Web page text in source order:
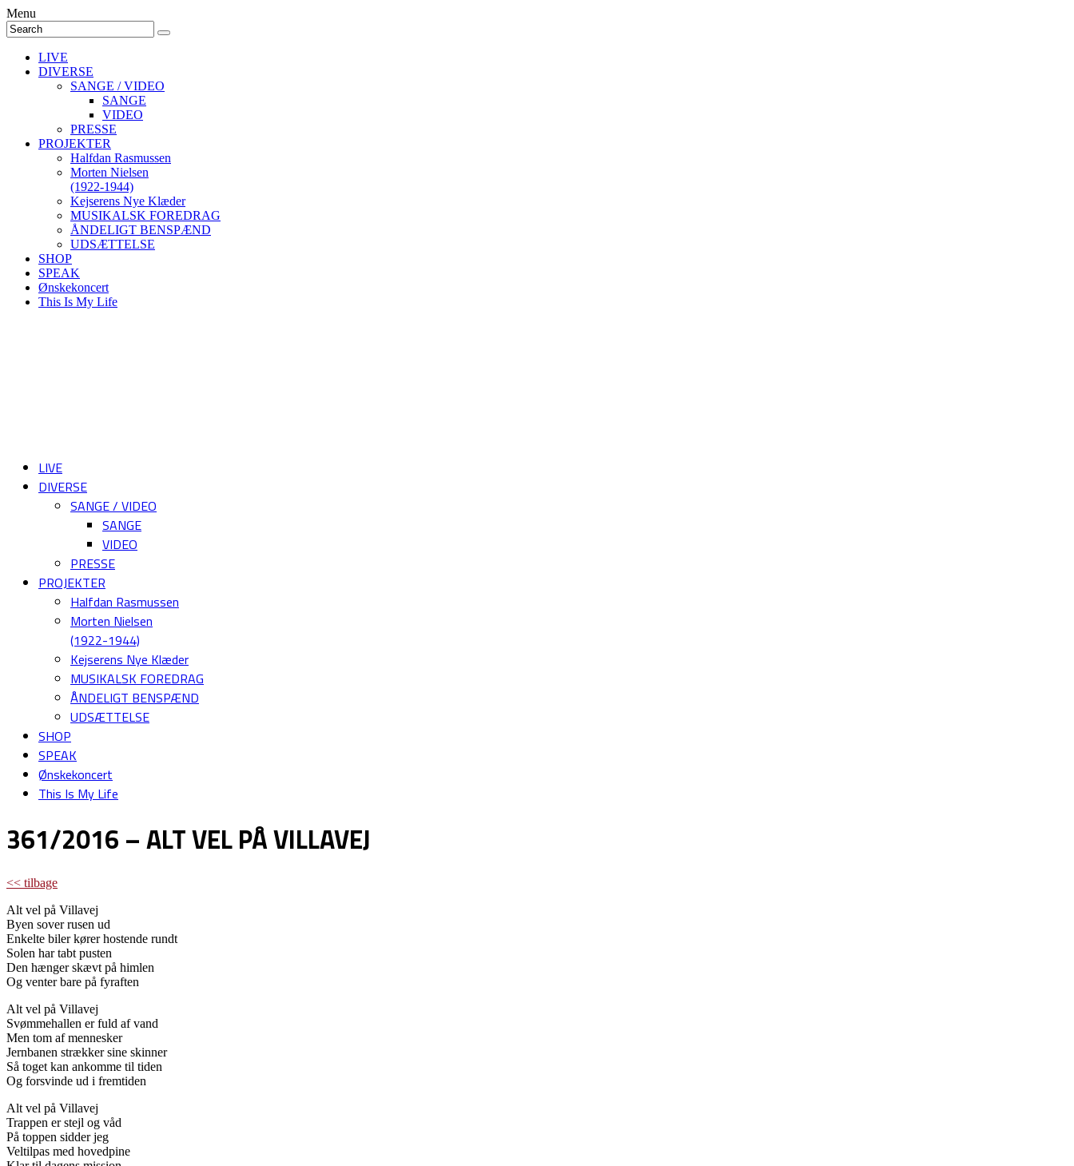
Menu
LIVE
DIVERSE
SANGE / VIDEO
SANGE
VIDEO
PRESSE
PROJEKTER
Halfdan Rasmussen
Morten Nielsen
(1922-1944)
Kejserens Nye Klæder
MUSIKALSK FOREDRAG
ÅNDELIGT BENSPÆND
UDSÆTTELSE
SHOP
SPEAK
Ønskekoncert
This Is My Life
LIVE
DIVERSE
SANGE / VIDEO
SANGE
VIDEO
PRESSE
PROJEKTER
Halfdan Rasmussen
Morten Nielsen
(1922-1944)
Kejserens Nye Klæder
MUSIKALSK FOREDRAG
ÅNDELIGT BENSPÆND
UDSÆTTELSE
SHOP
SPEAK
Ønskekoncert
This Is My Life
361/2016 – ALT VEL PÅ VILLAVEJ
<< tilbage
Alt vel på Villavej
Byen sover rusen ud
Enkelte biler kører hostende rundt
Solen har tabt pusten
Den hænger skævt på himlen
Og venter bare på fyraften
Alt vel på Villavej
Svømmehallen er fuld af vand
Men tom af mennesker
Jernbanen strækker sine skinner
Så toget kan ankomme til tiden
Og forsvinde ud i fremtiden
Alt vel på Villavej
Trappen er stejl og våd
På toppen sidder jeg
Veltilpas med hovedpine